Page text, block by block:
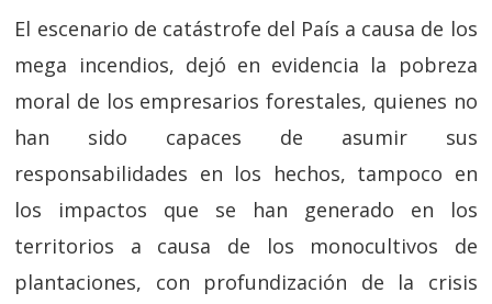
El escenario de catástrofe del País a causa de los
mega incendios, dejó en evidencia la pobreza
moral de los empresarios forestales, quienes no
han sido capaces de asumir sus
responsabilidades en los hechos, tampoco en
los impactos que se han generado en los
territorios a causa de los monocultivos de
plantaciones, con profundización de la crisis